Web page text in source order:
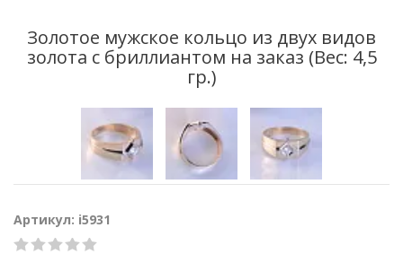
Золотое мужское кольцо из двух видов
золота с бриллиантом на заказ (Вес: 4,5
гр.)
Артикул: i5931